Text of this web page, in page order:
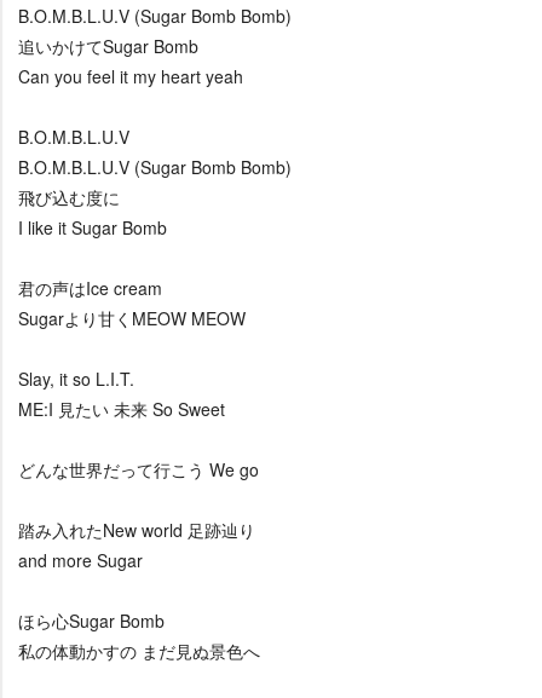
B.O.M.B.L.U.V (Sugar Bomb Bomb)
追いかけてSugar Bomb
Can you feel it my heart yeah
B.O.M.B.L.U.V
B.O.M.B.L.U.V (Sugar Bomb Bomb)
飛び込む度に
I like it Sugar Bomb
君の声はIce cream
Sugarより甘くMEOW MEOW
Slay, it so L.I.T.
ME:I 見たい 未来 So Sweet
どんな世界だって行こう We go
踏み入れたNew world 足跡辿り
and more Sugar
ほら心Sugar Bomb
私の体動かすの まだ見ぬ景色へ